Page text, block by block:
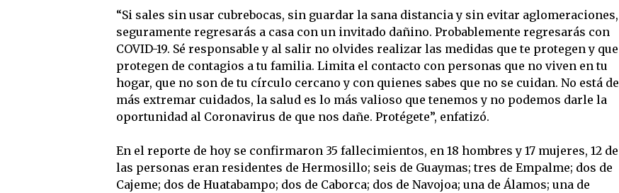
“Si sales sin usar cubrebocas, sin guardar la sana distancia y sin evitar aglomeraciones,
seguramente regresarás a casa con un invitado dañino. Probablemente regresarás con
COVID-19. Sé responsable y al salir no olvides realizar las medidas que te protegen y que
protegen de contagios a tu familia. Limita el contacto con personas que no viven en tu
hogar, que no son de tu círculo cercano y con quienes sabes que no se cuidan. No está de
más extremar cuidados, la salud es lo más valioso que tenemos y no podemos darle la
oportunidad al Coronavirus de que nos dañe. Protégete”, enfatizó.
En el reporte de hoy se confirmaron 35 fallecimientos, en 18 hombres y 17 mujeres, 12 de
las personas eran residentes de Hermosillo; seis de Guaymas; tres de Empalme; dos de
Cajeme; dos de Huatabampo; dos de Caborca; dos de Navojoa; una de Álamos; una de